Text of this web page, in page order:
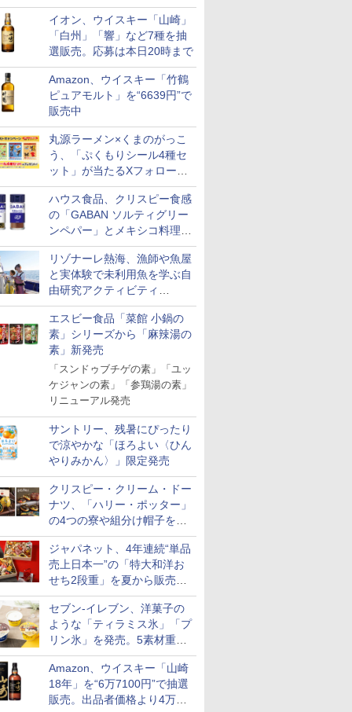
店頭で9日まで受付
イオン、ウイスキー「山崎」
「白州」「響」など7種を抽
選販売。応募は本日20時まで
Amazon、ウイスキー「竹鶴
ピュアモルト」を“6639円”で
販売中
丸源ラーメン×くまのがっこ
う、「ぷくもりシール4種セ
ット」が当たるXフォロー＆
リポストキャンペーン実施
ハウス食品、クリスピー食感
の「GABAN ソルティグリー
ンペパー」とメキシコ料理に
合う「GABAN チポトレペパ
ー」発売
リゾナーレ熱海、漁師や魚屋
と実体験で未利用魚を学ぶ自
由研究アクティビティ
「Fisherman's Academy」を
実施中
エスビー食品「菜館 小鍋の
素」シリーズから「麻辣湯の
素」新発売
「スンドゥブチゲの素」「ユッ
ケジャンの素」「参鶏湯の素」
リニューアル発売
サントリー、残暑にぴったり
で涼やかな「ほろよい〈ひん
やりみかん〉」限定発売
クリスピー・クリーム・ドー
ナツ、「ハリー・ポッター」
の4つの寮や組分け帽子をイ
メージしたドーナツなど発売
ジャパネット、4年連続“単品
売上日本一”の「特大和洋お
せち2段重」を夏から販売。
73品・年越しそば付き
セブン-イレブン、洋菓子の
ような「ティラミス氷」「プ
リン氷」を発売。5素材重ね
と2層仕立ての濃厚な味わい
Amazon、ウイスキー「山崎
18年」を“6万7100円”で抽選
販売。出品者価格より4万